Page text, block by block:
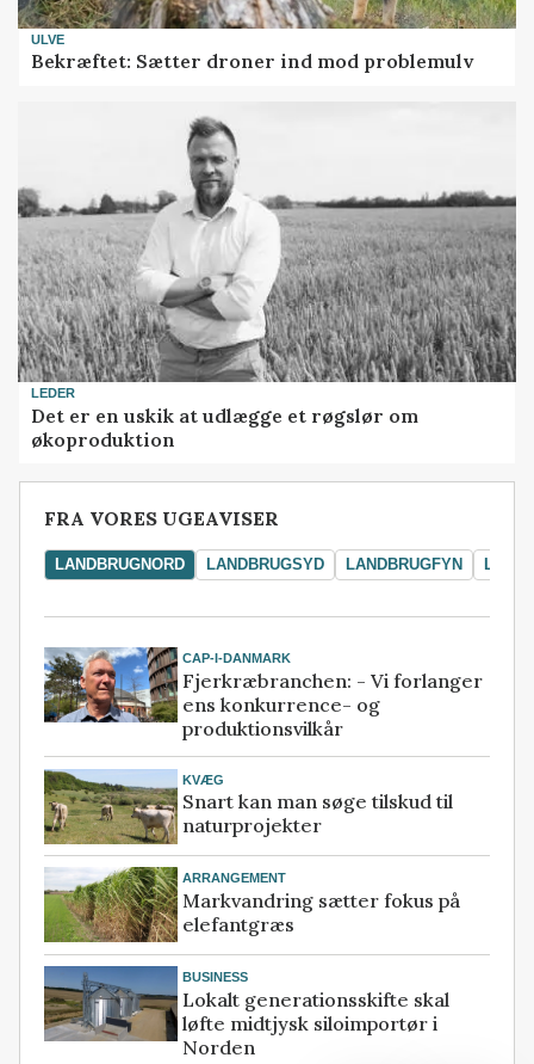
ULVE
Bekræftet: Sætter droner ind mod problemulv
LEDER
Det er en uskik at udlægge et røgslør om
økoproduktion
FRA VORES UGEAVISER
LANDBRUGNORD LANDBRUGSYD LANDBRUGFYN
CAP-I-DANMARK
Fjerkræbranchen: - Vi forlanger
ens konkurrence- og
produktionsvilkår
KVÆG
Snart kan man søge tilskud til
naturprojekter
ARRANGEMENT
Markvandring sætter fokus på
elefantgræs
BUSINESS
Lokalt generationsskifte skal
løfte midtjysk siloimportør i
Norden